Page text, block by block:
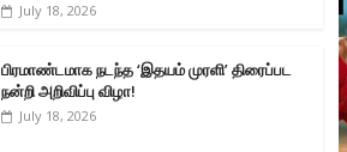
July 18, 2026
பிரமாண்டமாக நடந்த ‘இதயம் முரளி’ திரைப்பட
நன்றி அறிவிப்பு விழா!
July 18, 2026